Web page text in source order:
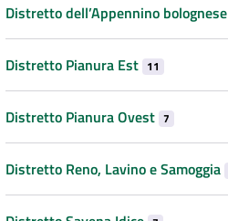
Distretto dell’Appennino bolognese
Distretto Pianura Est 11
Distretto Pianura Ovest 7
Distretto Reno, Lavino e Samoggia